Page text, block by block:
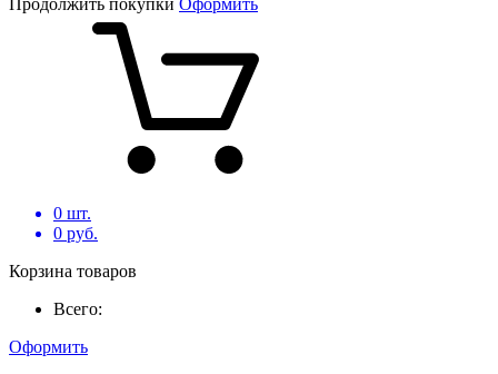
Продолжить покупки Оформить
0 шт.
0 руб.
Корзина товаров
Всего:
Оформить